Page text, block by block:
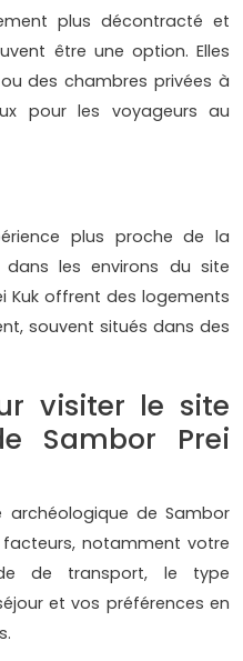
plus décontracté et
être une option. Elles
des chambres privées à
pour les voyageurs au
plus proche de la
les environs du site
Kuk offrent des logements
souvent situés dans des
visiter le site
Sambor Prei
de Sambor
facteurs, notamment votre
de transport, le type
et vos préférences en